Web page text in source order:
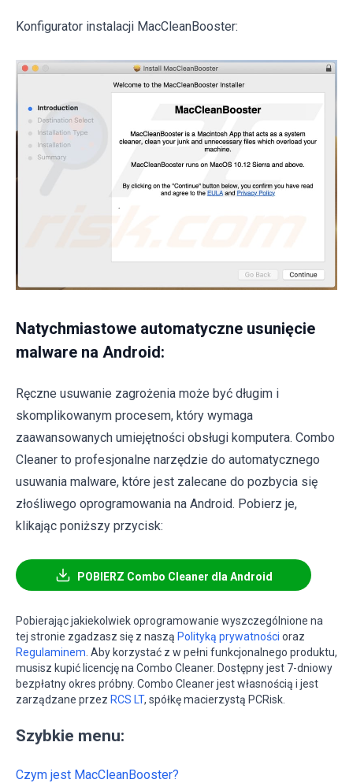
Konfigurator instalacji MacCleanBooster:
Natychmiastowe automatyczne usunięcie
malware na Android:
Ręczne usuwanie zagrożenia może być długim i
skomplikowanym procesem, który wymaga
zaawansowanych umiejętności obsługi komputera. Combo
Cleaner to profesjonalne narzędzie do automatycznego
usuwania malware, które jest zalecane do pozbycia się
złośliwego oprogramowania na Android. Pobierz je,
klikając poniższy przycisk:
POBIERZ Combo Cleaner dla Android
Pobierając jakiekolwiek oprogramowanie wyszczególnione na
tej stronie zgadzasz się z naszą Polityką prywatności oraz
Regulaminem . Aby korzystać z w pełni funkcjonalnego produktu,
musisz kupić licencję na Combo Cleaner. Dostępny jest 7-dniowy
bezpłatny okres próbny. Combo Cleaner jest własnością i jest
zarządzane przez RCS LT, spółkę macierzystą PCRisk.
Szybkie menu:
Czym jest MacCleanBooster?